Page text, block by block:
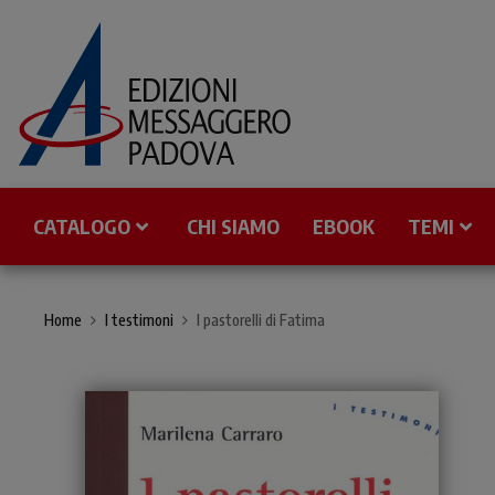
CATALOGO CHI SIAMO EBOOK TEMI
Home I testimoni I pastorelli di Fatima